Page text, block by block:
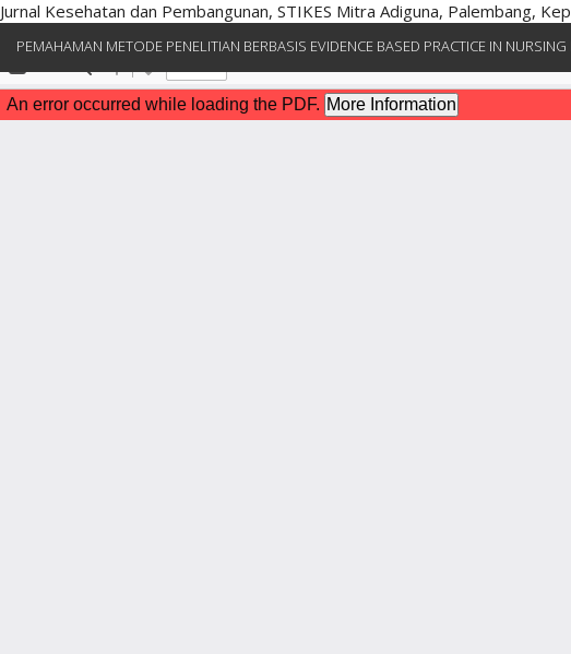
Jurnal Kesehatan dan Pembangunan, STIKES Mitra Adiguna, Palembang,
Rincian
Artikel
PEMAHAMAN METODE PENELITIAN BERBASIS EVIDENCE BASED PRACTICE IN